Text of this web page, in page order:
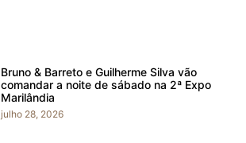
Bruno & Barreto e Guilherme Silva vão
comandar a noite de sábado na 2ª Expo
Marilândia
julho 28, 2026